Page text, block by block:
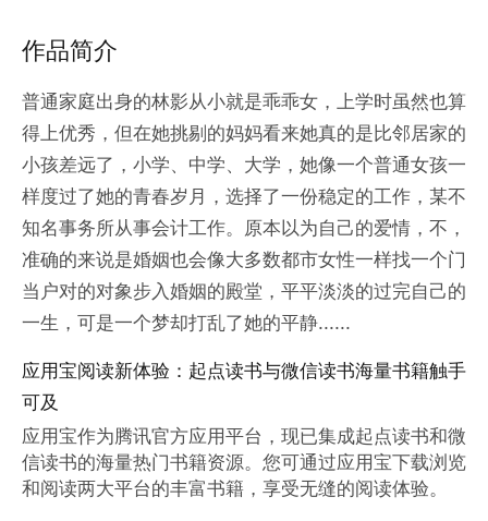
作品简介
普通家庭出身的林影从小就是乖乖女，上学时虽然也算
得上优秀，但在她挑剔的妈妈看来她真的是比邻居家的
小孩差远了，小学、中学、大学，她像一个普通女孩一
样度过了她的青春岁月，选择了一份稳定的工作，某不
知名事务所从事会计工作。原本以为自己的爱情，不，
准确的来说是婚姻也会像大多数都市女性一样找一个门
当户对的对象步入婚姻的殿堂，平平淡淡的过完自己的
一生，可是一个梦却打乱了她的平静......
应用宝阅读新体验：起点读书与微信读书海量书籍触手
可及
应用宝作为腾讯官方应用平台，现已集成起点读书和微
信读书的海量热门书籍资源。您可通过应用宝下载浏览
和阅读两大平台的丰富书籍，享受无缝的阅读体验。